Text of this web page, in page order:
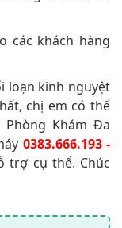
các khách hàng
loạn kinh nguyệt
chị em có thể
Khám Đa
0383.666.193 -
trợ cụ thể. Chúc